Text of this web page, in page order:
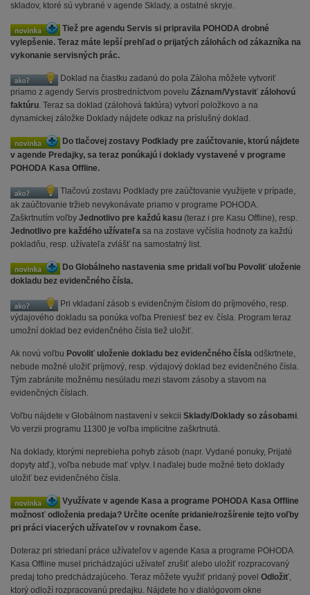
skladov, ktoré sú vybrané v agende Sklady, a ostatné skryje.
Tiež pre agendu Servis si pripravila POHODA drobné
vylepšenie. Teraz máte lepší prehľad o prijatých zálohách od zákazníka na
vykonanie servisných prác.
Doklad na čiastku zadanú do pola Záloha môžete vytvoriť
priamo z agendy Servis prostredníctvom povelu Záznam/Vystaviť zálohovú
faktúru. Teraz sa doklad (zálohová faktúra) vytvorí položkovo a na
dynamickej záložke Doklady nájdete odkaz na príslušný doklad.
Do tlačovej zostavy Podklady pre zaúčtovanie, ktorú nájdete
v agende Predajky, sa teraz ponúkajú i doklady vystavené v programe
POHODA Kasa Offline.
Tlačovú zostavu Podklady pre zaúčtovanie využijete v prípade,
ak zaúčtovanie tržieb nevykonávate priamo v programe POHODA.
Zaškrtnutím voľby Jednotlivo pre každú kasu (teraz i pre Kasu Offline), resp.
Jednotlivo pre každého užívateľa sa na zostave vyčíslia hodnoty za každú
pokladňu, resp. užívateľa zvlášť na samostatný list.
Do Globálneho nastavenia sme pridali voľbu Povoliť uloženie
dokladu bez evidenčného čísla.
Pri vkladaní zásob s evidenčným číslom do príjmového, resp.
výdajového dokladu sa ponúka voľba Preniesť bez ev. čísla. Program teraz
umožní doklad bez evidenčného čísla tiež uložiť.
Ak novú voľbu Povoliť uloženie dokladu bez evidenčného čísla odškrtnete,
nebude možné uložiť príjmový, resp. výdajový doklad bez evidenčného čísla.
Tým zabránite možnému nesúladu mezi stavom zásoby a stavom na
evidenčných číslach.
Voľbu nájdete v Globálnom nastavení v sekcii Sklady/Doklady so zásobami.
Vo verzii programu 11300 je voľba implicitne zaškrtnutá.
Na doklady, ktorými neprebieha pohyb zásob (napr. Vydané ponuky, Prijaté
dopyty atď.), voľba nebude mať vplyv. I naďalej bude možné tieto doklady
uložiť bez evidenčného čísla.
Využívate v agende Kasa a programe POHODA Kasa Offline
možnosť odloženia predaja? Určite oceníte pridanie/rozšírenie tejto voľby
pri práci viacerých užívateľov v rovnakom čase.
Doteraz pri striedaní práce užívateľov v agende Kasa a programe POHODA
Kasa Offline musel prichádzajúci užívateľ zrušiť alebo uložiť rozpracovaný
predaj toho predchádzajúceho. Teraz môžete využiť pridaný povel Odložiť,
ktorý odloží rozpracovanú predajku. Nájdete ho v dialógovom okne